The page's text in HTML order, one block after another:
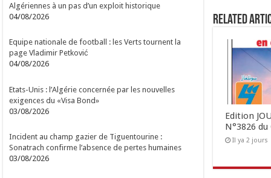
Related
Edition
N°3826
Il ya 2 jours
Algériennes à un pas d’un exploit historique
04/08/2026
Equipe nationale de football : les Verts tournent la
page Vladimir Petković
04/08/2026
Etats-Unis : l’Algérie concernée par les nouvelles
exigences du «Visa Bond»
03/08/2026
Incident au champ gazier de Tiguentourine :
Sonatrach confirme l’absence de pertes humaines
03/08/2026